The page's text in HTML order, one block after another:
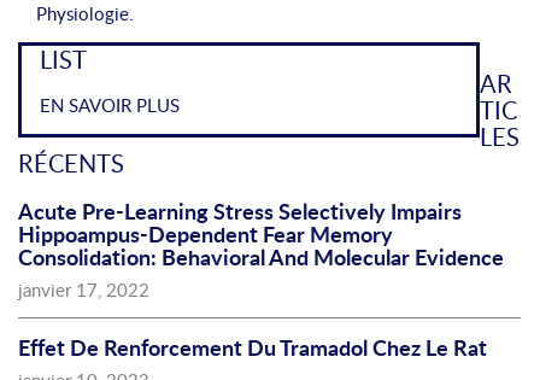
e
Physiologie.
LIST
EN SAVOIR PLUS
AR
TIC
LES
RÉCENTS
Acute Pre-Learning Stress Selectively Impairs
Hippoampus-Dependent Fear Memory
Consolidation: Behavioral And Molecular Evidence
janvier 17, 2022
Effet De Renforcement Du Tramadol Chez Le Rat